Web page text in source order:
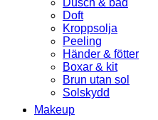
Dusch & bad
Doft
Kroppsolja
Peeling
Händer & fötter
Boxar & kit
Brun utan sol
Solskydd
Makeup